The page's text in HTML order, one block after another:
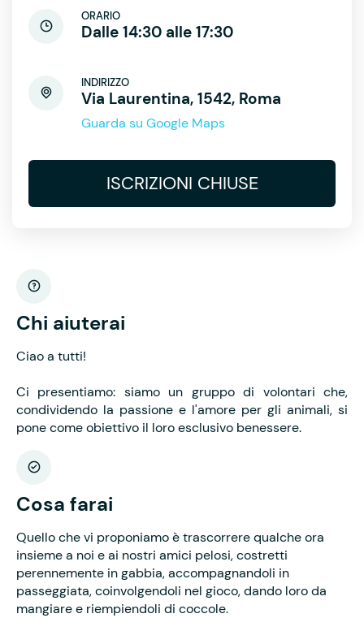
ORARIO
Dalle 14:30 alle 17:30
INDIRIZZO
Via Laurentina, 1542, Roma
Guarda su Google Maps
ISCRIZIONI CHIUSE
Chi aiuterai
Ciao a tutti!
Ci presentiamo: siamo un gruppo di volontari che,
condividendo la passione e l'amore per gli animali, si
pone come obiettivo il loro esclusivo benessere.
Cosa farai
Quello che vi proponiamo è trascorrere qualche ora
insieme a noi e ai nostri amici pelosi, costretti
perennemente in gabbia, accompagnandoli in
passeggiata, coinvolgendoli nel gioco, dando loro da
mangiare e riempiendoli di coccole.